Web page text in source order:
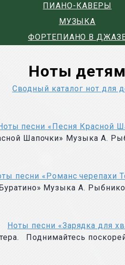
ПИАНО-КАВЕРЫ
МУЗЫКА
ФОРТЕПИАНО В
Ноты детям
Сводный каталог нот для
песни «Песня Красной
Шапочки» Музыка А.
песни «Романс черепахи
Музыка А.
Ноты песни «Зарядка для
Поднимайтесь